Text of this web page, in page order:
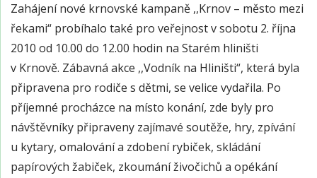
Zahájení nové krnovské kampaně ,,Krnov – město mezi
řekami“ probíhalo také pro veřejnost v sobotu 2. října
2010 od 10.00 do 12.00 hodin na Starém hliništi
v Krnově. Zábavná akce ,,Vodník na Hliništi“, která byla
připravena pro rodiče s dětmi, se velice vydařila. Po
příjemné procházce na místo konání, zde byly pro
návštěvníky připraveny zajímavé soutěže, hry, zpívání
u kytary, omalování a zdobení rybiček, skládání
papírových žabiček, zkoumání živočichů a opékání